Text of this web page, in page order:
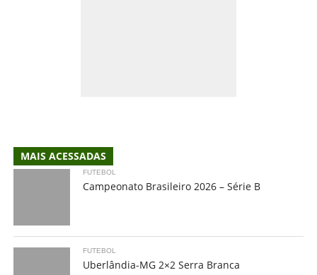
MAIS ACESSADAS
FUTEBOL
Campeonato Brasileiro 2026 – Série B
FUTEBOL
Uberlândia-MG 2×2 Serra Branca